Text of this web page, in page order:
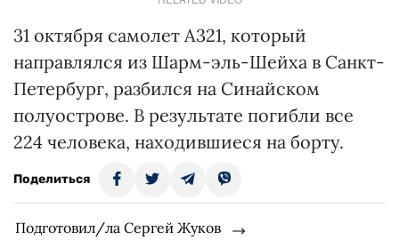
31 октября самолет А321, который
направлялся из Шарм-эль-Шейха в Санкт-
Петербург, разбился на Синайском
полуострове. В результате погибли все
224 человека, находившиеся на борту.
Поделиться
Подготовил/ла Сергей Жуков